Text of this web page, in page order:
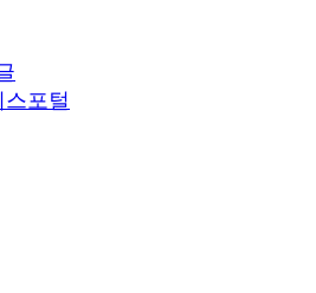
포털